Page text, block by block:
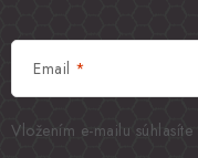
Email
Vložením e-mailu súhlasíte